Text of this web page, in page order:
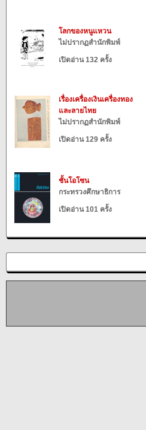
โลกของหนูแหวน
ไม่ปรากฏสำนักพิมพ์
เปิดอ่าน 132 ครั้ง
เรื่องเครื่องเงินเครื่องทอง
และลายไทย
ไม่ปรากฏสำนักพิมพ์
เปิดอ่าน 129 ครั้ง
ชั้นโอโซน
กระทรวงศึกษาธิการ
เปิดอ่าน 101 ครั้ง